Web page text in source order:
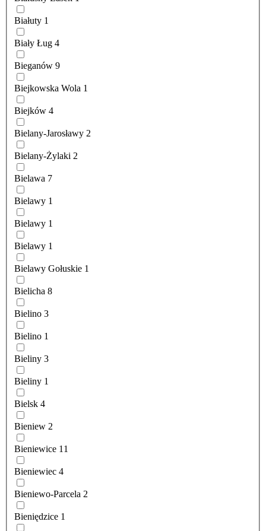
Białuty 1
Biały Ług 4
Bieganów 9
Biejkowska Wola 1
Biejków 4
Bielany-Jarosławy 2
Bielany-Żylaki 2
Bielawa 7
Bielawy 1
Bielawy 1
Bielawy 1
Bielawy Gołuskie 1
Bielicha 8
Bielino 3
Bielino 1
Bieliny 3
Bieliny 1
Bielsk 4
Bieniew 2
Bieniewice 11
Bieniewiec 4
Bieniewo-Parcela 2
Bieniędzice 1